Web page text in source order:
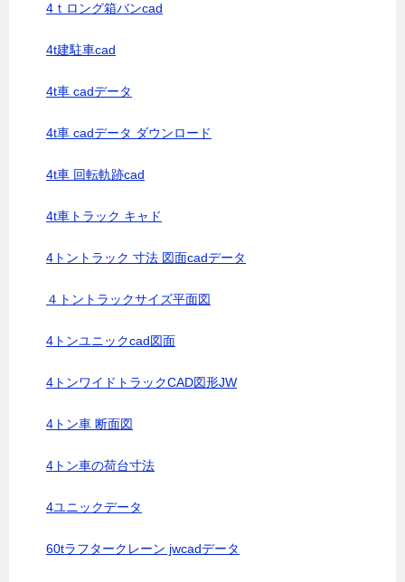
4ｔロング箱バンcad
4t建駐車cad
4t車 cadデータ
4t車 cadデータ ダウンロード
4t車 回転軌跡cad
4t車トラック キャド
4トントラック 寸法 図面cadデータ
４トントラックサイズ平面図
4トンユニックcad図面
4トンワイドトラックCAD図形JW
4トン車 断面図
4トン車の荷台寸法
4ユニックデータ
60tラフタークレーン jwcadデータ